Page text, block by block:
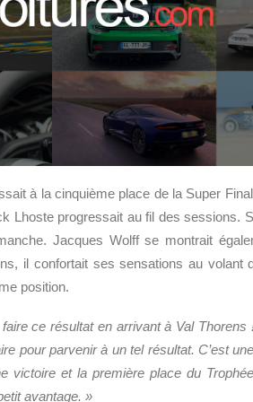
à la cinquième place de la Super
Lhoste progressait au fil des sessions.
Jacques Wolff se montrait
il confortait ses sensations au volant
position.
ce résultat en arrivant à Val
pour parvenir à un tel résultat. C’est
victoire et la première place du
avantage. »